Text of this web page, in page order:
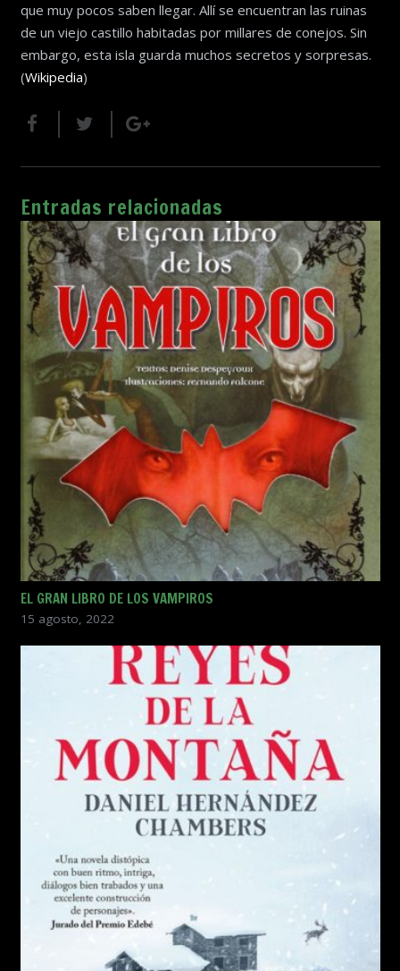
que muy pocos saben llegar. Allí se encuentran las ruinas
de un viejo castillo habitadas por millares de conejos. Sin
embargo, esta isla guarda muchos secretos y sorpresas.
(Wikipedia)
Entradas relacionadas
EL GRAN LIBRO DE LOS VAMPIROS
15 agosto, 2022